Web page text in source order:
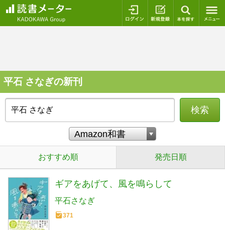
ログイン 新規登録
平石 さなぎの新刊
検索
おすすめ順 発売日順
ギアをあげて、風を鳴らして
平石さなぎ
371